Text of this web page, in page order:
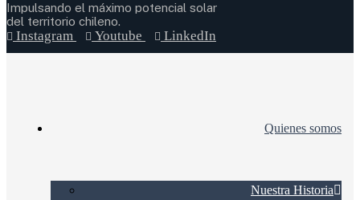
Impulsando el máximo potencial solar
del territorio chileno.
Instagram Youtube LinkedIn
Quienes somos
Nuestra Historia